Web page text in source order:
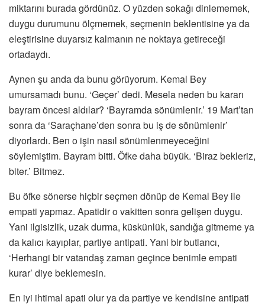
miktarını burada gördünüz. O yüzden sokağı dinlememek,
duygu durumunu ölçmemek, seçmenin beklentisine ya da
eleştirisine duyarsız kalmanın ne noktaya getireceği
ortadaydı.
Aynen şu anda da bunu görüyorum. Kemal Bey
umursamadı bunu. ‘Geçer’ dedi. Mesela neden bu kararı
bayram öncesi aldılar? ‘Bayramda sönümlenir.’ 19 Mart’tan
sonra da ‘Saraçhane’den sonra bu iş de sönümlenir’
diyorlardı. Ben o işin nasıl sönümlenmeyeceğini
söylemiştim. Bayram bitti. Öfke daha büyük. ‘Biraz bekleriz,
biter.’ Bitmez.
Bu öfke sönerse hiçbir seçmen dönüp de Kemal Bey ile
empati yapmaz. Apatidir o vakitten sonra gelişen duygu.
Yani ilgisizlik, uzak durma, küskünlük, sandığa gitmeme ya
da kalıcı kayıplar, partiye antipati. Yani bir butlancı,
‘Herhangi bir vatandaş zaman geçince benimle empati
kurar’ diye beklemesin.
En iyi ihtimal apati olur ya da partiye ve kendisine antipati